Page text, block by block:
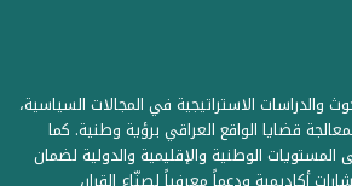
والدراسات الاستراتيجية في المجالات السياسية،
قضايا الواقع العراقي برؤية وطنية. كما
الوطنية والإقليمية والدولية لضمان